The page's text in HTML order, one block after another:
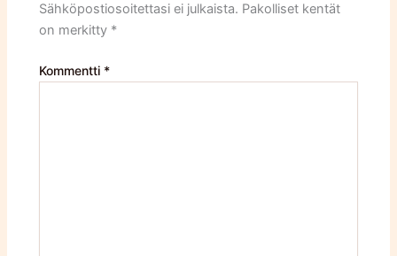
Sähköpostiosoitettasi ei julkaista. Pakolliset kentät
on merkitty *
Kommentti *